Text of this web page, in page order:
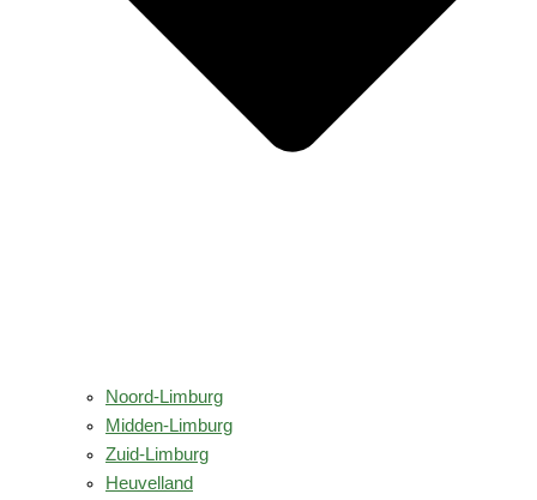
Noord-Limburg
Midden-Limburg
Zuid-Limburg
Heuvelland